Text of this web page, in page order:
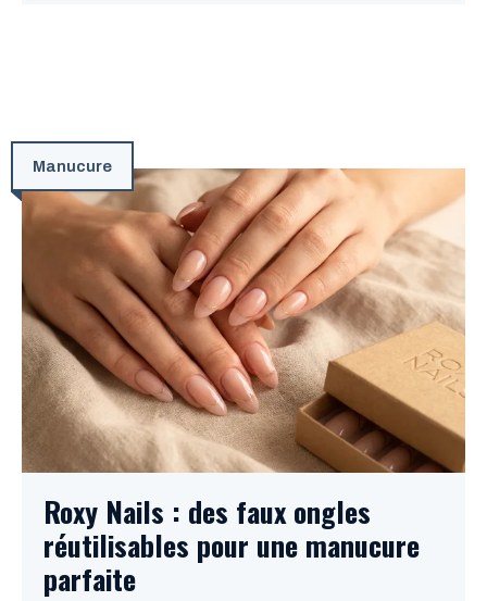
Manucure
Roxy Nails : des faux ongles
réutilisables pour une manucure
parfaite